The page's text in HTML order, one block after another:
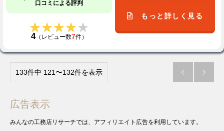
口コミによる評判
★★★★★
★★★★★
4（レビュー数7件）
もっと詳しく見る
133件中 121〜132件を表示  
広告表示
みんなの工務店リサーチでは、アフィリエイト広告を利用しています。